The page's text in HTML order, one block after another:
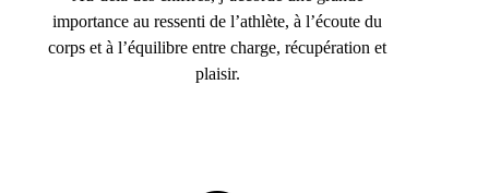
importance au ressenti de l’athlète, à l’écoute du
corps et à l’équilibre entre charge, récupération et
plaisir.